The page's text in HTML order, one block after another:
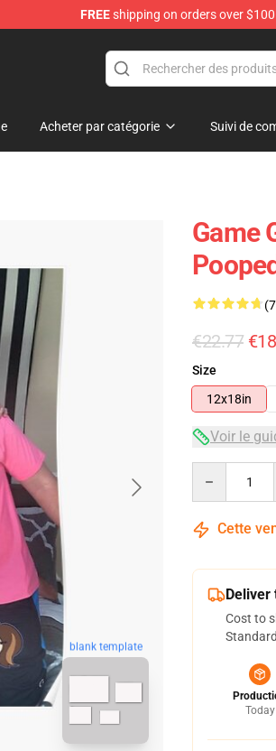
FREEshipping on orders over $100
Acheter par catégorie Suivi de
blank template
Game
€22.77
Size
12x18in
Voir le
Cette
Deliver
Cost to
Today